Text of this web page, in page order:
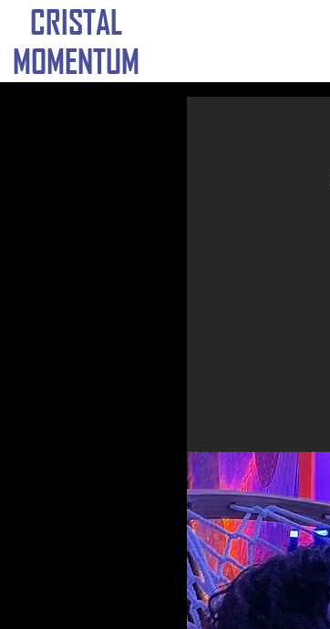
CRISTAL
MOMENTUM